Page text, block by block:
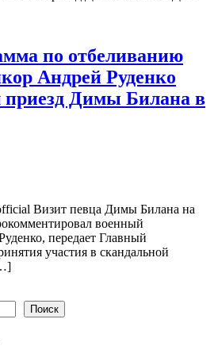
по отбеливанию
Андрей Руденко
приезд Димы Билана в
Визит певца Димы Билана на
военный
передает Главный
участия в скандальной
Поиск